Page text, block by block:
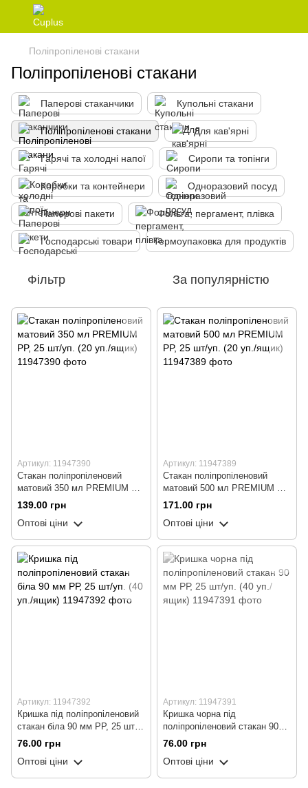
Поліпропіленові стакани
Поліпропіленові стакани
Паперові стаканчики Купольні стакани
Поліпропіленові стакани Для кав'ярні
Гарячі та холодні напої Сиропи та топінги
Коробки та контейнери Одноразовий посуд
Паперові пакети Фольга, пергамент, плівка
Господарські товари Термоупаковка для продуктів
Фільтр За популярністю
Артикул: 11947390
Стакан поліпропіленовий
матовий 350 мл PREMIUM PP,
25 шт/уп. (20 уп./ящик)
139.00 грн
Оптові ціни
Артикул: 11947389
Стакан поліпропіленовий
матовий 500 мл PREMIUM PP,
25 шт/уп. (20 уп./ящик)
171.00 грн
Оптові ціни
Артикул: 11947392
Кришка під поліпропіленовий
стакан біла 90 мм РР, 25 шт/
уп. (40 уп./ящик)
76.00 грн
Оптові ціни
Артикул: 11947391
Кришка чорна під
поліпропіленовий стакан 90
мм РР, 25 шт/уп. (40 уп./ящик)
76.00 грн
Оптові ціни